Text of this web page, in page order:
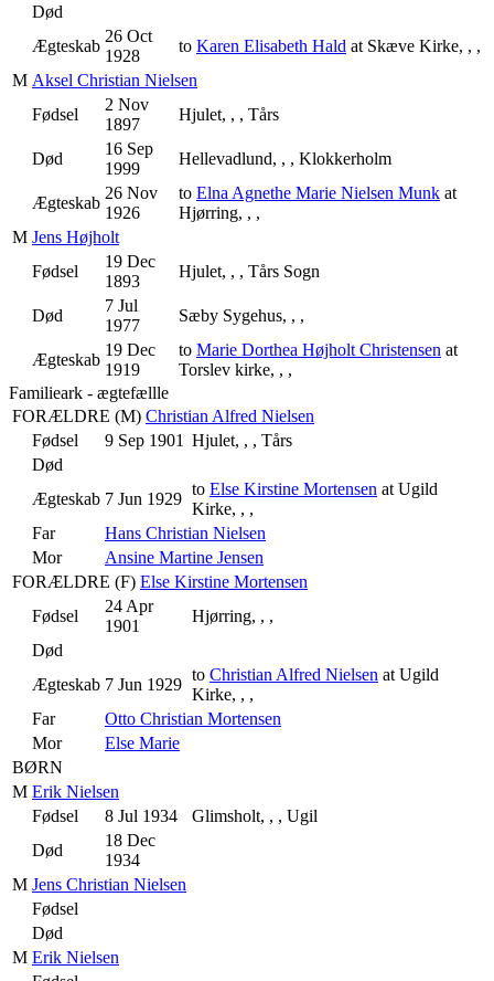
Død
Ægteskab
26 Oct
1928
to Karen Elisabeth Hald at Skæve Kirke, , ,
M Aksel Christian Nielsen
Fødsel
2 Nov
1897
Hjulet, , , Tårs
Død
16 Sep
1999
Hellevadlund, , , Klokkerholm
Ægteskab
26 Nov
1926
to Elna Agnethe Marie Nielsen Munk at
Hjørring, , ,
M Jens Højholt
Fødsel
19 Dec
1893
Hjulet, , , Tårs Sogn
Død
7 Jul
1977
Sæby Sygehus, , ,
Ægteskab
19 Dec
1919
to Marie Dorthea Højholt Christensen at
Torslev kirke, , ,
Familieark - ægtefællle
FORÆLDRE (M) Christian Alfred Nielsen
Fødsel
9 Sep 1901 Hjulet, , , Tårs
Død
Ægteskab 7 Jun 1929
to Else Kirstine Mortensen at Ugild
Kirke, , ,
Far
Hans Christian Nielsen
Mor
Ansine Martine Jensen
FORÆLDRE (F) Else Kirstine Mortensen
Fødsel
24 Apr
1901
Hjørring, , ,
Død
Ægteskab 7 Jun 1929
to Christian Alfred Nielsen at Ugild
Kirke, , ,
Far
Otto Christian Mortensen
Mor
Else Marie
BØRN
M Erik Nielsen
Fødsel
8 Jul 1934
Glimsholt, , , Ugil
Død
18 Dec
1934
M Jens Christian Nielsen
Fødsel
Død
M Erik Nielsen